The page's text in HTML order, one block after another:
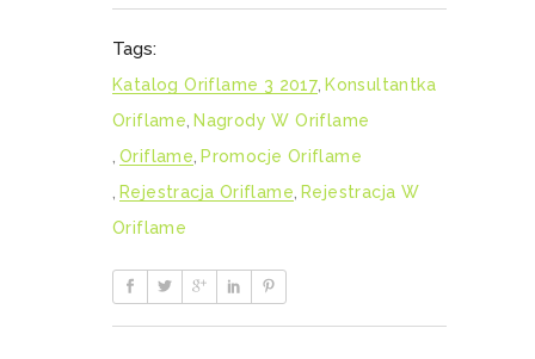
Tags:
Katalog Oriflame 3 2017 Konsultantka
Oriflame Nagrody W Oriflame
Oriflame Promocje Oriflame
Rejestracja Oriflame Rejestracja W
Oriflame